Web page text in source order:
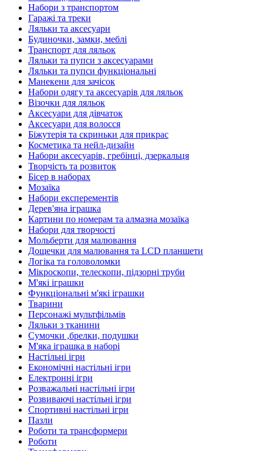
Набори з транспортом
Гаражі та треки
Ляльки та аксесуари
Будиночки, замки, меблі
Транспорт для ляльок
Ляльки та пупси з аксесуарами
Ляльки та пупси функціональні
Манекени для зачісок
Набори одягу та аксесуарів для ляльок
Візочки для ляльок
Аксесуари для дівчаток
Аксесуари для волосся
Біжутерія та скриньки для прикрас
Косметика та нейл-дизайн
Набори аксесуарів, гребінці, дзеркальця
Творчість та розвиток
Бісер в наборах
Мозаїка
Набори експерементів
Дерев'яна іграшка
Картини по номерам та алмазна мозаїка
Набори для творчості
Мольберти для малювання
Дощечки для малювання та LCD планшети
Логіка та головоломки
Мікроскопи, телескопи, підзорні труби
М'які іграшки
Функціональні м'які іграшки
Тварини
Персонажі мультфільмів
Ляльки з тканини
Сумочки ,брелки, подушки
М'яка іграшка в наборі
Настільні ігри
Економічні настільні ігри
Електронні ігри
Розважальні настільні ігри
Розвиваючі настільні ігри
Спортивні настільні ігри
Пазли
Роботи та трансформери
Роботи